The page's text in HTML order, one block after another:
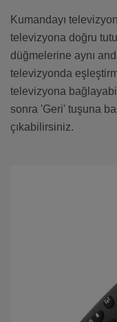
Kumandayı
televizyona doğru
düğmelerine aynı
televizyonda
televizyona
sonra 'Geri' tuşuna
çıkabilirsiniz.